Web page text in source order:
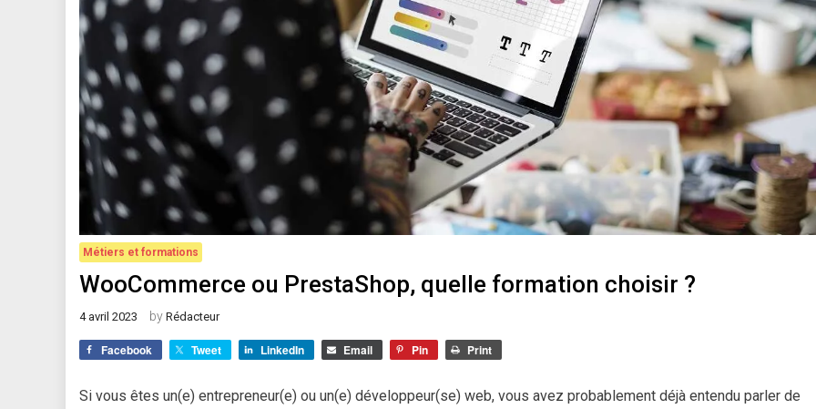
Métiers et formations
WooCommerce ou PrestaShop, quelle formation choisir ?
4 avril 2023 by Rédacteur
Facebook Tweet LinkedIn Email Pin Print
Si vous êtes un(e) entrepreneur(e) ou un(e) développeur(se) web, vous avez probablement déjà entendu parler de